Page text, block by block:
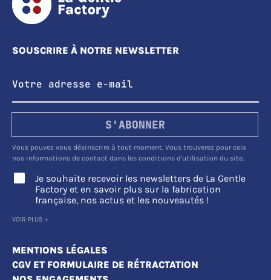
SOUSCRIRE À NOTRE NEWSLETTER
S'ABONNER
Vous pouvez vous désinscrire à tout moment. Vous trouverez pour cela
nos informations de contact dans les conditions d'utilisation du site.
Je souhaite recevoir les newsletters de La Gentle
Factory et en savoir plus sur la fabrication
française, nos actus et les nouveautés !
VOIR PLUS +
MENTIONS LÉGALES
CGV ET FORMULAIRE DE RÉTRACTATION